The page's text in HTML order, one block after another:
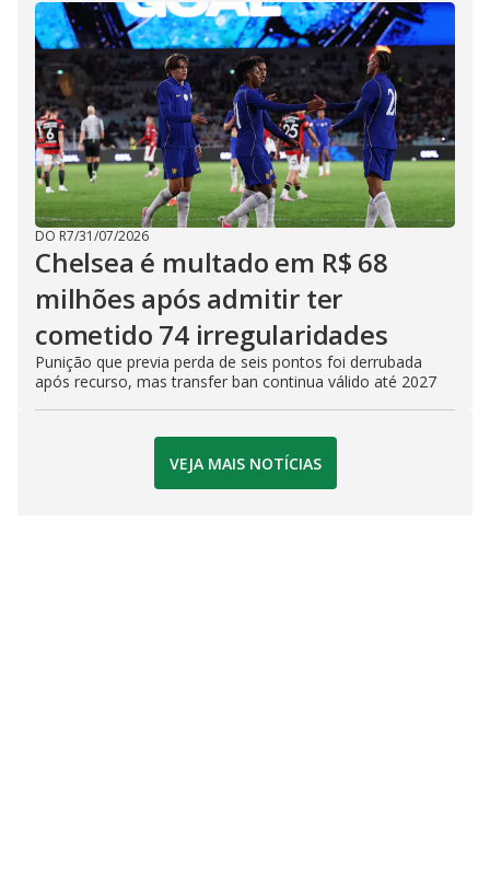
DO R7/31/07/2026
Chelsea é multado em R$ 68
milhões após admitir ter
cometido 74 irregularidades
Punição que previa perda de seis pontos foi derrubada
após recurso, mas transfer ban continua válido até 2027
VEJA MAIS NOTÍCIAS